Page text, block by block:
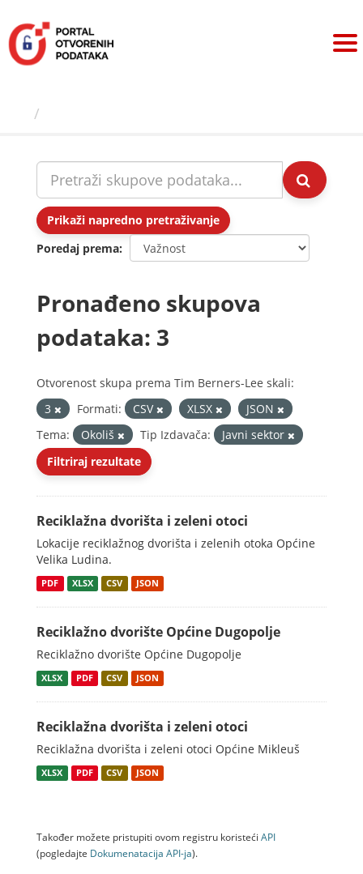
sadržaj
Prikaži napredno pretraživanje
Poredaj prema
Pronađeno skupova
podataka: 3
Otvorenost skupa prema Tim Berners-Lee skali:
3
Formati: CSV XLSX
JSON
Tema:
Okoliš Tip Izdavača:
Javni sektor
Filtriraj rezultate
Reciklažna dvorišta i zeleni otoci
Lokacije reciklažnog dvorišta i zelenih otoka Općine
Velika Ludina.
PDF XLSX CSV JSON
Reciklažno dvorište Općine Dugopolje
Reciklažno dvorište Općine Dugopolje
XLSX PDF CSV JSON
Reciklažna dvorišta i zeleni otoci
Reciklažna dvorišta i zeleni otoci Općine Mikleuš
XLSX PDF CSV JSON
Također možete pristupiti ovom registru koristeći API
(pogledajte Dokumenаtаcijа API-jа).